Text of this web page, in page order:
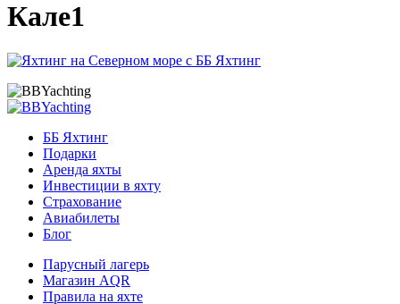
Кале1
ББ Яхтинг
Подарки
Аренда яхты
Инвестиции в яхту
Страхование
Авиабилеты
Блог
Парусный лагерь
Магазин AQR
Правила на яхте